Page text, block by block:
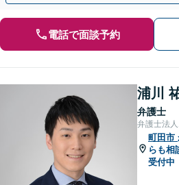
電話で面談予約
浦川
弁護士
弁護士法
町田市
らも相
受付中